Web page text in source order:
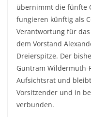
übernimmt die fünfte
fungieren künftig als
Verantwortung für
dem Vorstand
Dreierspitze. Der
Guntram Wildermuth-
Aufsichtsrat und
Vorsitzender und in
verbunden.